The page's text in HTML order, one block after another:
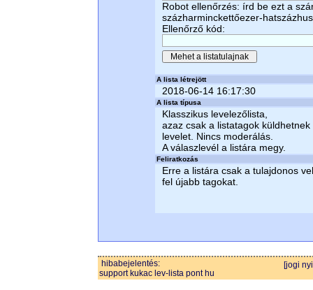
Robot ellenőrzés: írd be ezt a
százharminckettőezer-
Ellenőrző kód:
A lista létrejött
2018-06-14 16:17:30
A lista típusa
Klasszikus levelezőlista,
azaz csak a listatagok küldhetnek
levelet. Nincs moderálás.
A válaszlevél a listára megy.
Feliratkozás
Erre a listára csak a tulajdonos
fel újabb tagokat.
hibabejelentés:
support kukac lev-lista pont hu
[jogi